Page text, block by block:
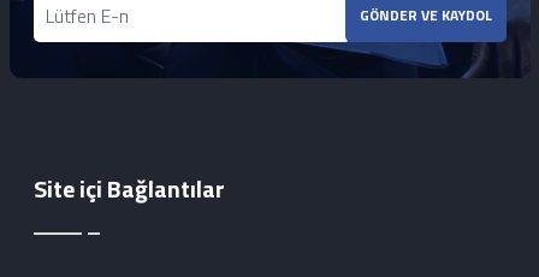
GÖNDER VE KAYDOL
Site içi Bağlantılar